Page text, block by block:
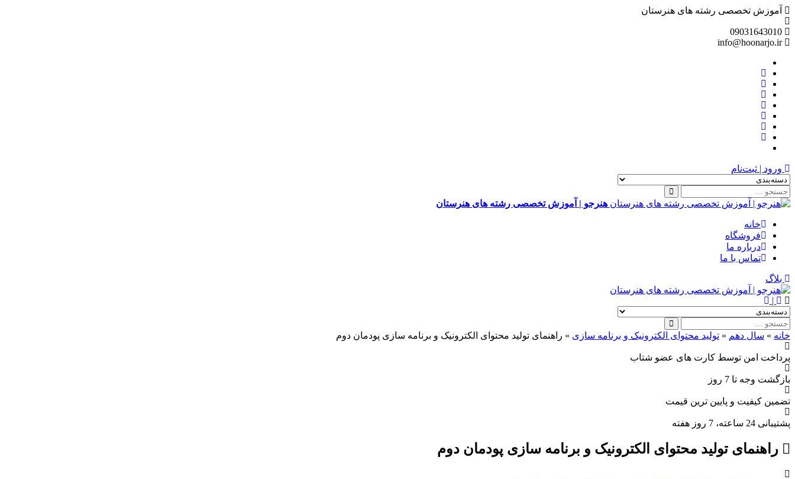
آموزش تخصصی رشته های هنرستان
09031643010
info@hoonarjo.ir
ورود | ثبت‌نام
هنرجو | آموزش تخصصی رشته های هنرستان
خانه
فروشگاه
درباره ما
تماس با ما
بلاگ
|
خانه » سال دهم » تولید محتوای الکترونیک و برنامه سازی » راهنمای تولید محتوای الکترونیک و برنامه سازی پودمان دوم
پرداخت امن توسط کارت های عضو شتاب
بازگشت وجه تا 7 روز
تضمین کیفیت و پایین ترین قیمت
پشتیبانی 24 ساعته، 7 روز هفته
راهنمای تولید محتوای الکترونیک و برنامه سازی پودمان دوم